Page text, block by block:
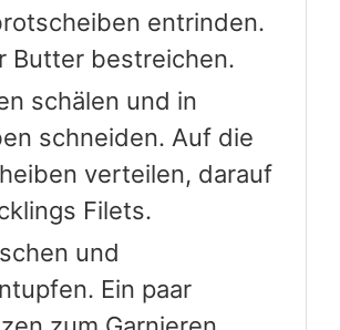
zum Garnieren
legen, den Rest grob
Bücklings Filets
darüber die
mit dem Käse belegen.
mittleren Schiene im
Ofen 15 Minuten